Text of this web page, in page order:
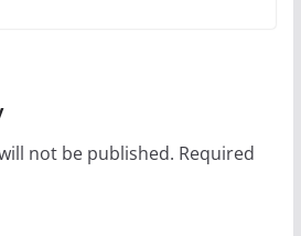
not be published. Required